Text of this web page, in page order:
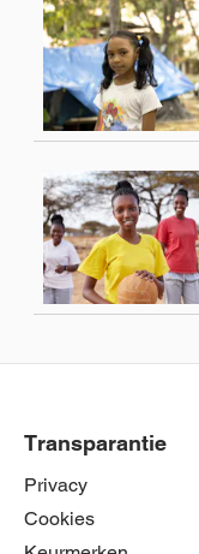
Lees
meer
Lees
meer
Transparantie
Privacy
Cookies